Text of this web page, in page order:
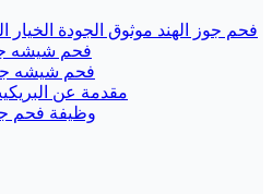
فحم جوز الهند موثوق الجودة الخيار
فحم شيشه
فحم شيشه
مقدمة عن
وظيفة فحم